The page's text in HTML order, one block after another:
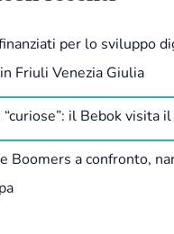
per lo sviluppo
Friuli Venezia Giulia
il Bebok visita il
Boomers a confronto,